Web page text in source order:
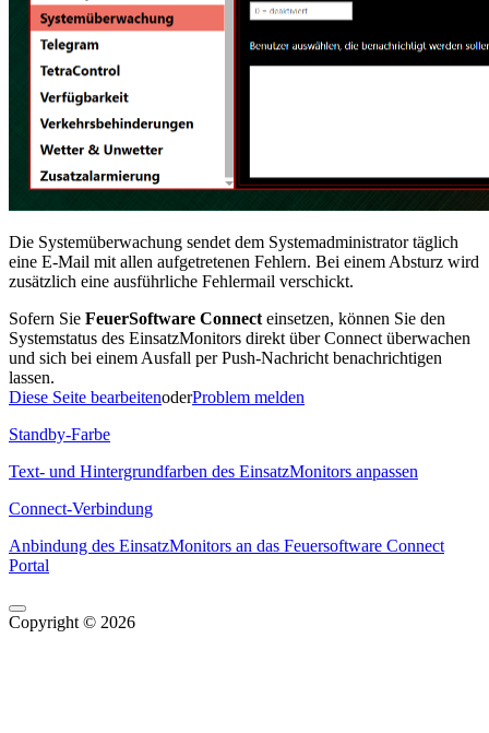
Die Systemüberwachung sendet dem Systemadministrator täglich
eine E-Mail mit allen aufgetretenen Fehlern. Bei einem Absturz wird
zusätzlich eine ausführliche Fehlermail verschickt.
Sofern Sie FeuerSoftware Connect einsetzen, können Sie den
Systemstatus des EinsatzMonitors direkt über Connect überwachen
und sich bei einem Ausfall per Push-Nachricht benachrichtigen
lassen.
Diese Seite bearbeitenoderProblem melden
Standby-Farbe
Text- und Hintergrundfarben des EinsatzMonitors anpassen
Connect-Verbindung
Anbindung des EinsatzMonitors an das Feuersoftware Connect
Portal
Copyright © 2026